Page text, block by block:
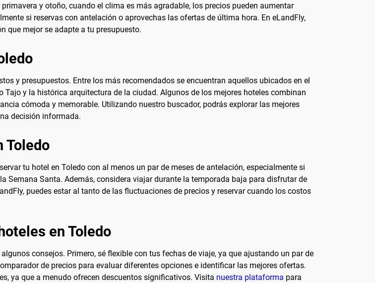
y otoño, cuando el clima es más agradable, los precios pueden aumentar
si reservas con antelación o aprovechas las ofertas de última hora. En eLandFly,
que mejor se adapte a tu presupuesto.
y presupuestos. Entre los más recomendados se encuentran aquellos ubicados en el
y la histórica arquitectura de la ciudad. Algunos de los mejores hoteles combinan
cómoda y memorable. Utilizando nuestro buscador, podrás explorar las mejores
decisión informada.
Toledo
tu hotel en Toledo con al menos un par de meses de antelación, especialmente si
Semana Santa. Además, considera viajar durante la temporada baja para disfrutar de
puedes estar al tanto de las fluctuaciones de precios y reservar cuando los costos
en Toledo
consejos. Primero, sé flexible con tus fechas de viaje, ya que ajustando un par de
de precios para evaluar diferentes opciones e identificar las mejores ofertas.
ya que a menudo ofrecen descuentos significativos. Visita nuestra plataforma para